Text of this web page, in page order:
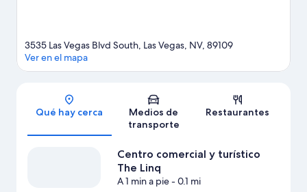
Sección del mapa
3535 Las Vegas Blvd South, Las Vegas, NV, 89109
Ver en el mapa
Qué hay cerca
Medios de
transporte
Restaurantes
Centro comercial y turístico
The Linq
A 1 min a pie- 0.1 mi